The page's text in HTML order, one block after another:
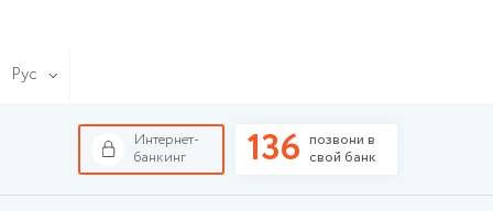
Рус
Интернет-
банкинг
136 позвони в
свой банк